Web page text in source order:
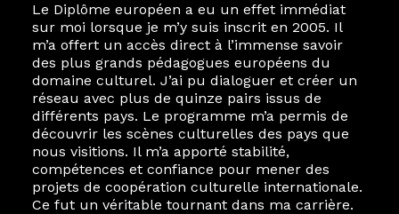
Le Diplôme européen a eu un effet immédiat
sur moi lorsque je m’y suis inscrit en 2005. Il
m’a offert un accès direct à l’immense savoir
des plus grands pédagogues européens du
domaine culturel. J’ai pu dialoguer et créer un
réseau avec plus de quinze pairs issus de
différents pays. Le programme m’a permis de
découvrir les scènes culturelles des pays que
nous visitions. Il m’a apporté stabilité,
compétences et confiance pour mener des
projets de coopération culturelle internationale.
Ce fut un véritable tournant dans ma carrière.